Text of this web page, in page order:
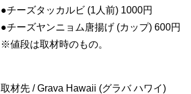
●チーズタッカルビ (1人前) 1000円
●チーズヤンニョム唐揚げ (カップ) 600円
※値段は取材時のもの。
取材先 / Grava Hawaii (グラバ ハワイ)